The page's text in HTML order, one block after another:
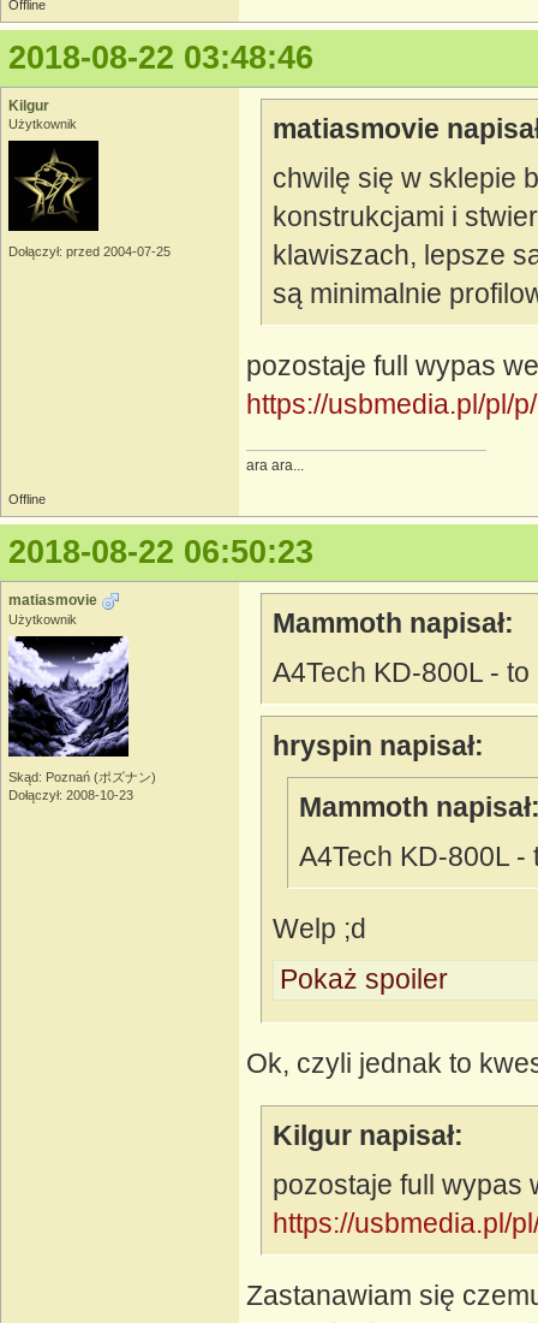
Offline
2018-08-22 03:48:46
Kilgur
Użytkownik
Dołączył: przed 2004-07-25
matiasmovie
chwilę się w sklepie
konstrukcjami i
klawiszach, lepsze
są minimalnie
pozostaje full wypas
https://usbmedia.pl/pl/
ara ara...
Offline
2018-08-22 06:50:23
matiasmovie
Użytkownik
Skąd: Poznań (ポズナン)
Dołączył: 2008-10-23
Mammoth napisał:
A4Tech KD-800L -
hryspin napisał:
Mammoth
A4Tech KD-800L -
Welp ;d
Pokaż spoiler
Ok, czyli jednak to
Kilgur napisał:
pozostaje full wypas
https://usbmedia.pl/
Zastanawiam się